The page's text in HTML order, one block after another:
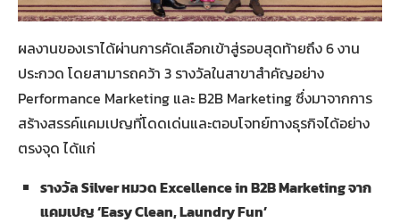
ผลงานของเราได้ผ่านการคัดเลือกเข้าสู่รอบสุดท้ายถึง 6 งาน
ประกวด โดยสามารถคว้า 3 รางวัลในสาขาสำคัญอย่าง
Performance Marketing และ B2B Marketing ซึ่งมาจากการ
สร้างสรรค์แคมเปญที่โดดเด่นและตอบโจทย์ทางธุรกิจได้อย่าง
ตรงจุด ได้แก่
รางวัลSilver หมวด Excellence in B2B Marketing จาก
แคมเปญ ‘Easy Clean, Laundry Fun’